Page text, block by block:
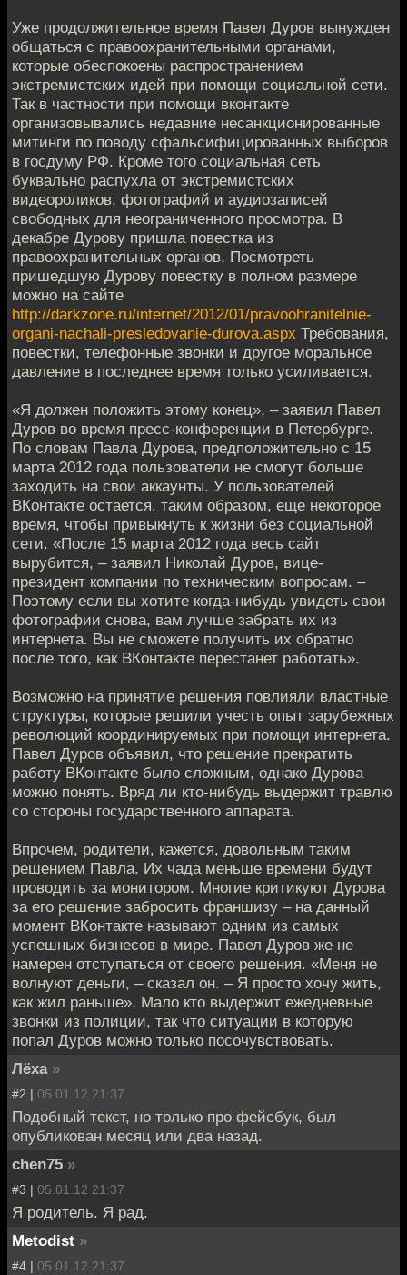
Уже продолжительное время Павел Дуров вынужден
общаться с правоохранительными органами,
которые обеспокоены распространением
экстремистских идей при помощи социальной сети.
Так в частности при помощи вконтакте
организовывались недавние несанкционированные
митинги по поводу сфальсифицированных выборов
в госдуму РФ. Кроме того социальная сеть
буквально распухла от экстремистских
видеороликов, фотографий и аудиозаписей
свободных для неограниченного просмотра. В
декабре Дурову пришла повестка из
правоохранительных органов. Посмотреть
пришедшую Дурову повестку в полном размере
можно на сайте
http://darkzone.ru/internet/2012/01/pravoohranitelnie-
organi-nachali-presledovanie-durova.aspx Требования,
повестки, телефонные звонки и другое моральное
давление в последнее время только усиливается.
«Я должен положить этому конец», – заявил Павел
Дуров во время пресс-конференции в Петербурге.
По словам Павла Дурова, предположительно с 15
марта 2012 года пользователи не смогут больше
заходить на свои аккаунты. У пользователей
ВКонтакте остается, таким образом, еще некоторое
время, чтобы привыкнуть к жизни без социальной
сети. «После 15 марта 2012 года весь сайт
вырубится, – заявил Николай Дуров, вице-
президент компании по техническим вопросам. –
Поэтому если вы хотите когда-нибудь увидеть свои
фотографии снова, вам лучше забрать их из
интернета. Вы не сможете получить их обратно
после того, как ВКонтакте перестанет работать».
Возможно на принятие решения повлияли властные
структуры, которые решили учесть опыт зарубежных
революций координируемых при помощи интернета.
Павел Дуров объявил, что решение прекратить
работу ВКонтакте было сложным, однако Дурова
можно понять. Вряд ли кто-нибудь выдержит травлю
со стороны государственного аппарата.
Впрочем, родители, кажется, довольным таким
решением Павла. Их чада меньше времени будут
проводить за монитором. Многие критикуют Дурова
за его решение забросить франшизу – на данный
момент ВКонтакте называют одним из самых
успешных бизнесов в мире. Павел Дуров же не
намерен отступаться от своего решения. «Меня не
волнуют деньги, – сказал он. – Я просто хочу жить,
как жил раньше». Мало кто выдержит ежедневные
звонки из полиции, так что ситуации в которую
попал Дуров можно только посочувствовать.
Лёха »
#2 | 05.01.12 21:37
Подобный текст, но только про фейсбук, был
опубликован месяц или два назад.
chen75 »
#3 | 05.01.12 21:37
Я родитель. Я рад.
Metodist »
#4 | 05.01.12 21:37